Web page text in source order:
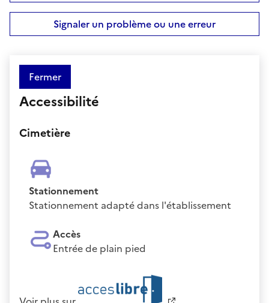
Signaler un problème ou une erreur
Fermer
Accessibilité
Cimetière
Stationnement
Stationnement adapté dans l'établissement
Accès
Entrée de plain pied